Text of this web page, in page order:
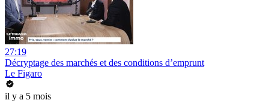
27:19
Décryptage des marchés et des conditions d’emprunt
Le Figaro
il y a 5 mois